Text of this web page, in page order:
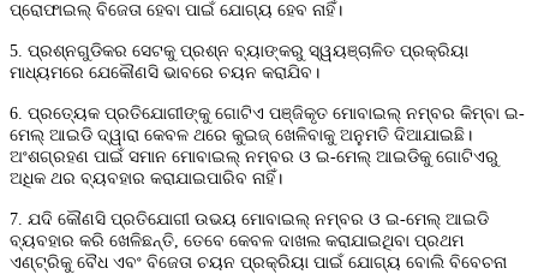
ପ୍ରୋଫାଇଲ୍ ବିଜେତା ହେବା ପାଇଁ ଯୋଗ୍ୟ ହେବ ନାହିଁ।
5. ପ୍ରଶ୍ନଗୁଡିକର ସେଟକୁ ପ୍ରଶ୍ନ ବ୍ୟାଙ୍କରୁ ସ୍ୱୟଞ୍ଚାଳିତ ପ୍ରକ୍ରିୟା
ମାଧ୍ୟମରେ ଯେକୌଣସି ଭାବରେ ଚୟନ କରାଯିବ।
6. ପ୍ରତ୍ୟେକ ପ୍ରତିଯୋଗୀଙ୍କୁ ଗୋଟିଏ ପଞ୍ଜିକୃତ ମୋବାଇଲ୍ ନମ୍ବର କିମ୍ବା ଇ-
ମେଲ୍ ଆଇଡି ଦ୍ୱାରା କେବଳ ଥରେ କୁଇଜ୍ ଖେଳିବାକୁ ଅନୁମତି ଦିଆଯାଇଛି।
ଅଂଶଗ୍ରହଣ ପାଇଁ ସମାନ ମୋବାଇଲ୍ ନମ୍ବର ଓ ଇ-ମେଲ୍ ଆଇଡିକୁ ଗୋଟିଏରୁ
ଅଧିକ ଥର ବ୍ୟବହାର କରାଯାଇପାରିବ ନାହିଁ।
7. ଯଦି କୌଣସି ପ୍ରତିଯୋଗୀ ଉଭୟ ମୋବାଇଲ୍ ନମ୍ବର ଓ ଇ-ମେଲ୍ ଆଇଡି
ବ୍ୟବହାର କରି ଖେଳିଛନ୍ତି, ତେବେ କେବଳ ଦାଖଲ କରାଯାଇଥିବା ପ୍ରଥମ
ଏଣ୍ଟ୍ରିକୁ ବୈଧ ଏବଂ ବିଜେତା ଚୟନ ପ୍ରକ୍ରିୟା ପାଇଁ ଯୋଗ୍ୟ ବୋଲି ବିବେଚନା